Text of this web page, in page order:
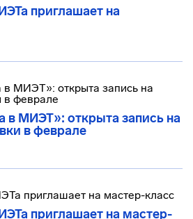
приглашает на
МИЭТ»: открыта запись на
в феврале
приглашает на мастер-